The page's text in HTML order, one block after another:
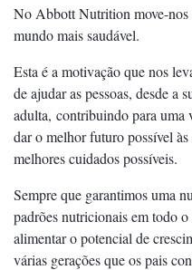
No Abbott Nutrition move-
mundo mais saudável.
Esta é a motivação que nos
de ajudar as pessoas, desde a
adulta, contribuindo para uma
dar o melhor futuro possível
melhores cuidados possíveis.
Sempre que garantimos uma
padrões nutricionais em todo
alimentar o potencial de
várias gerações que os pais